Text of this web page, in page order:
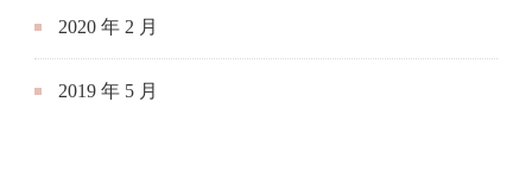
2020 年 2 月
2019 年 5 月